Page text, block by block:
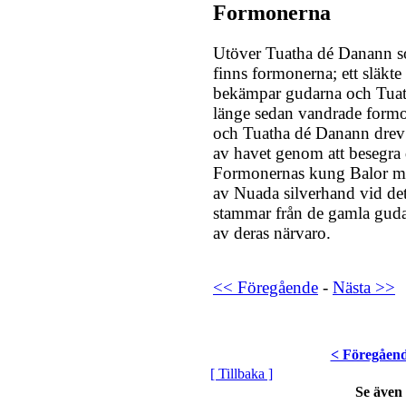
Formonerna
Utöver Tuatha dé Danann
finns formonerna; ett
bekämpar gudarna och
länge sedan vandrade
och Tuatha dé Danann
av havet genom att
Formonernas kung Balor
av Nuada silverhand vid
stammar från de gamla
av deras närvaro.
<< Föregående - Nästa >>
<
[ Tillbaka ]
Se även